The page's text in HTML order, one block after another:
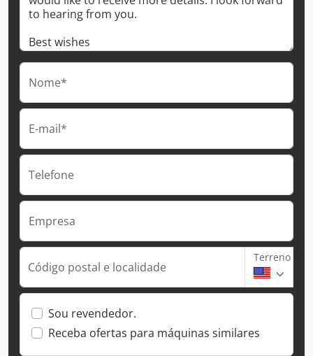
Nome*
E-mail*
Telefone
Empresa
Código postal e localidade
Terreno
Sou revendedor.
Receba ofertas para máquinas similares